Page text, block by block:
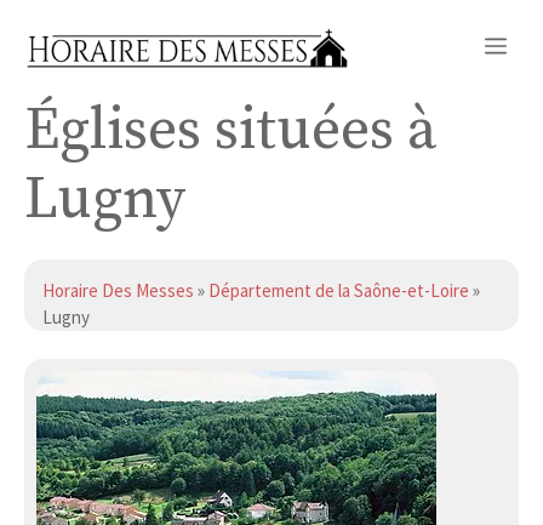
Églises situées à
Lugny
Horaire Des Messes » Département de la Saône-et-Loire »
Lugny